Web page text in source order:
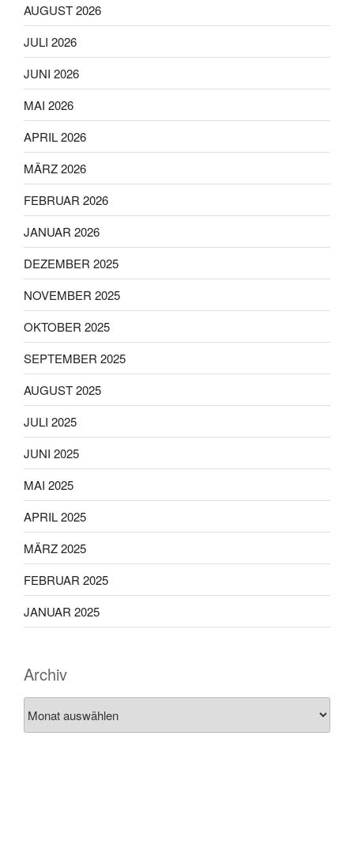
AUGUST 2026
JULI 2026
JUNI 2026
MAI 2026
APRIL 2026
MÄRZ 2026
FEBRUAR 2026
JANUAR 2026
DEZEMBER 2025
NOVEMBER 2025
OKTOBER 2025
SEPTEMBER 2025
AUGUST 2025
JULI 2025
JUNI 2025
MAI 2025
APRIL 2025
MÄRZ 2025
FEBRUAR 2025
JANUAR 2025
Archiv